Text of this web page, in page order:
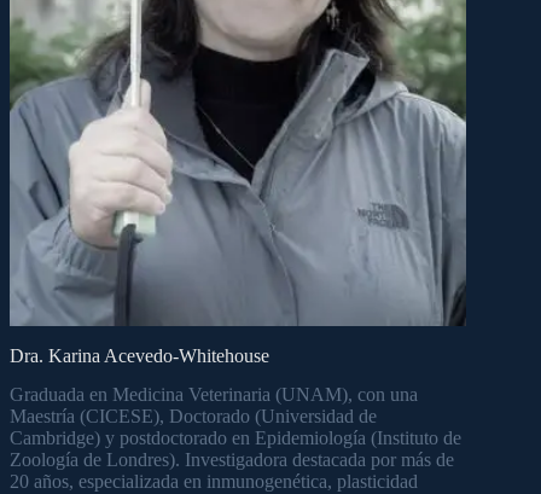
Dra. Karina Acevedo-Whitehouse
Graduada en Medicina Veterinaria (UNAM), con una
Maestría (CICESE), Doctorado (Universidad de
Cambridge) y postdoctorado en Epidemiología (Instituto de
Zoología de Londres). Investigadora destacada por más de
20 años, especializada en inmunogenética, plasticidad